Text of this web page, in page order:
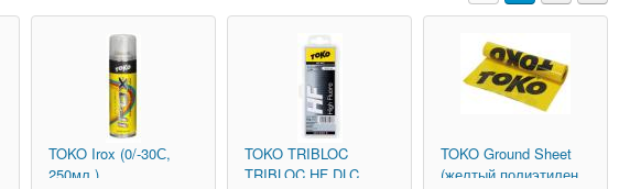
TOKO Irox (0/-30С,
250мл.)
TOKO TRIBLOC
TRIBLOC HF DLC
TOKO Ground Sheet
(желтый полиэтилен